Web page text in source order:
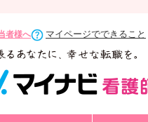
者様へ マイページでできること